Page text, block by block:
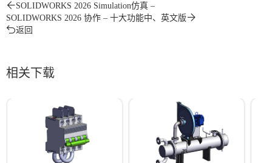
SOLIDWORKS 2026 Simulation仿真 –
SOLIDWORKS 2026 协作 – 十大功能中、英文版
返回
相关下载